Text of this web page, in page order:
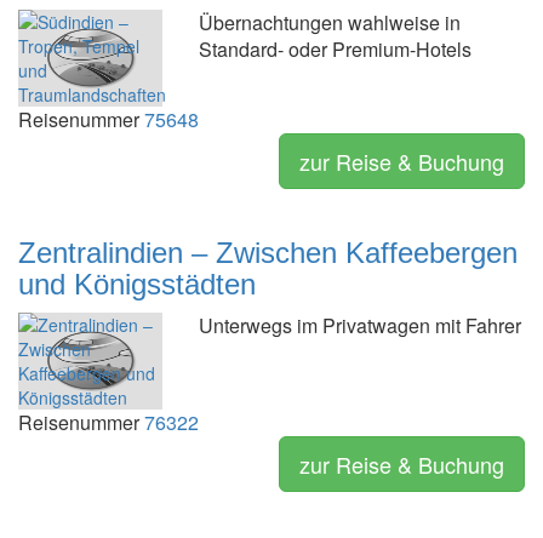
Übernachtungen wahlweise in
Standard- oder Premium-Hotels
Reisenummer75648
zur Reise & Buchung
Zentralindien – Zwischen Kaffeebergen
und Königsstädten
Unterwegs im Privatwagen mit Fahrer
Reisenummer76322
zur Reise & Buchung